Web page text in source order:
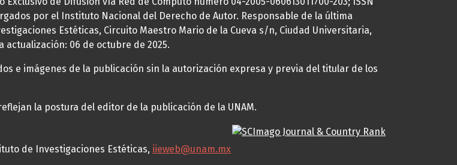
por el Instituto Nacional del Derecho de Autor. Responsable de la última
Estéticas, Circuito Maestro Mario de la Cueva s/n, Ciudad Universitaria,
actualización: 06 de octubre de 2025.
e imágenes de la publicación sin la autorización expresa y previa del titular de los
la postura del editor de la publicación de la UNAM.
de Investigaciones Estéticas, iieweb@unam.mx